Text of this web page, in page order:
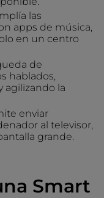
las
apps de música,
en un centro
de
hablados,
agilizando la
enviar
al televisor,
grande.
Smart